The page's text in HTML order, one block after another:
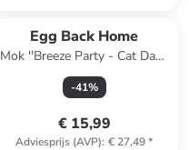
Egg Back Home
Mok ''Breeze Party - Cat Dad''
groen - 450 ml
-41%
€ 15,99
Adviesprijs (AVP): € 27,49*